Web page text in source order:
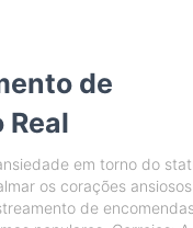
de
Real
em torno do
os corações
de